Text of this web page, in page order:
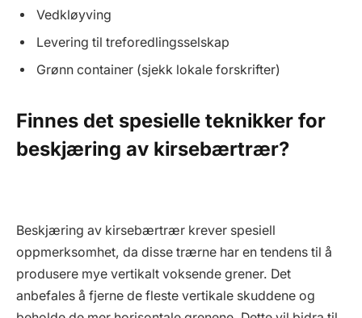
Vedkløyving
Levering til treforedlingsselskap
Grønn container (sjekk lokale forskrifter)
Finnes det spesielle teknikker for
beskjæring av kirsebærtrær?
Beskjæring av kirsebærtrær krever spesiell
oppmerksomhet, da disse trærne har en tendens til å
produsere mye vertikalt voksende grener. Det
anbefales å fjerne de fleste vertikale skuddene og